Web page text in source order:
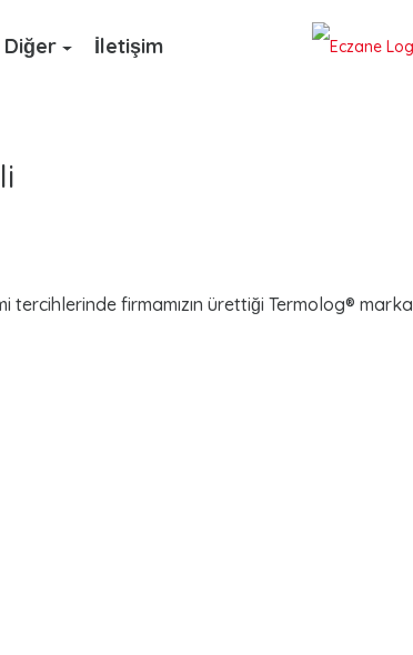
Diğer İletişim
tercihlerinde firmamızın ürettiği Termolog® marka